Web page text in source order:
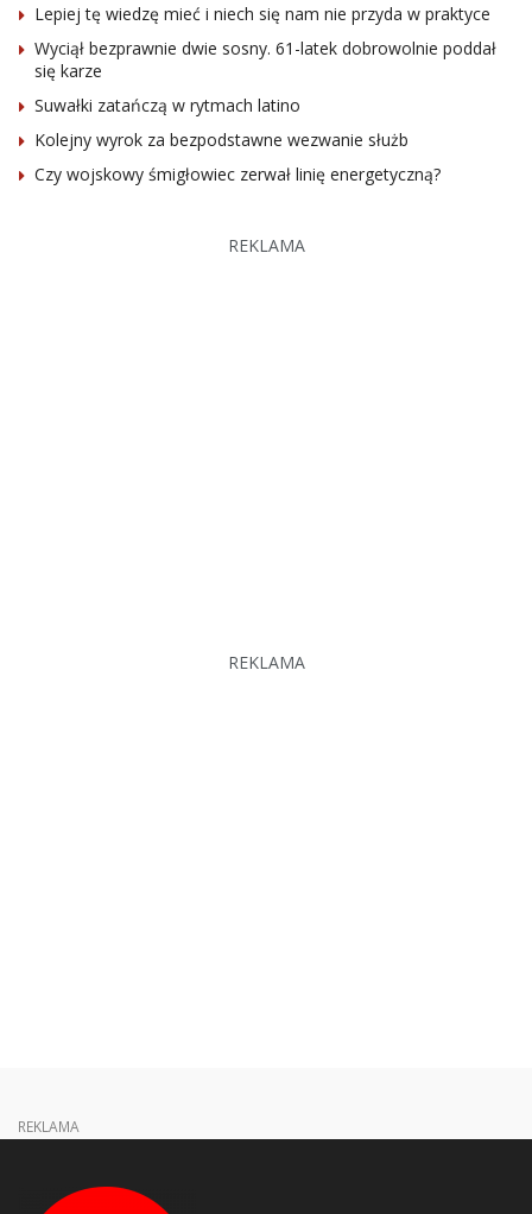
Lepiej tę wiedzę mieć i niech się nam nie przyda w praktyce
Wyciął bezprawnie dwie sosny. 61-latek dobrowolnie poddał
się karze
Suwałki zatańczą w rytmach latino
Kolejny wyrok za bezpodstawne wezwanie służb
Czy wojskowy śmigłowiec zerwał linię energetyczną?
REKLAMA
REKLAMA
REKLAMA